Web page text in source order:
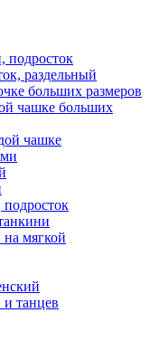
подросток
раздельный
больших размеров
чашке больших
чашке
мягкой
танцев